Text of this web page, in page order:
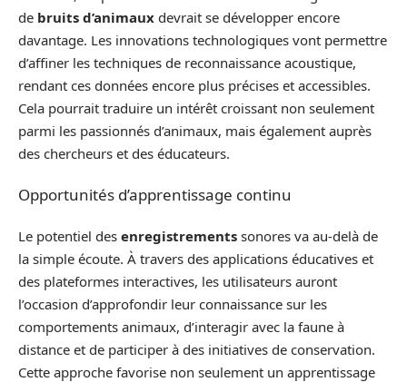
de bruits d’animaux devrait se développer encore
davantage. Les innovations technologiques vont permettre
d’affiner les techniques de reconnaissance acoustique,
rendant ces données encore plus précises et accessibles.
Cela pourrait traduire un intérêt croissant non seulement
parmi les passionnés d’animaux, mais également auprès
des chercheurs et des éducateurs.
Opportunités d’apprentissage continu
Le potentiel des enregistrements sonores va au-delà de
la simple écoute. À travers des applications éducatives et
des plateformes interactives, les utilisateurs auront
l’occasion d’approfondir leur connaissance sur les
comportements animaux, d’interagir avec la faune à
distance et de participer à des initiatives de conservation.
Cette approche favorise non seulement un apprentissage